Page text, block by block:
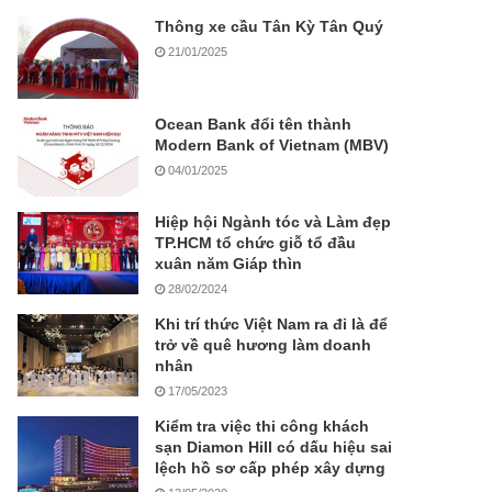
Thông xe cầu Tân Kỳ Tân Quý
21/01/2025
Ocean Bank đổi tên thành
Modern Bank of Vietnam (MBV)
04/01/2025
Hiệp hội Ngành tóc và Làm đẹp
TP.HCM tổ chức giỗ tổ đầu
xuân năm Giáp thìn
28/02/2024
Khi trí thức Việt Nam ra đi là để
trở về quê hương làm doanh
nhân
17/05/2023
Kiểm tra việc thi công khách
sạn Diamon Hill có dấu hiệu sai
lệch hồ sơ cấp phép xây dựng